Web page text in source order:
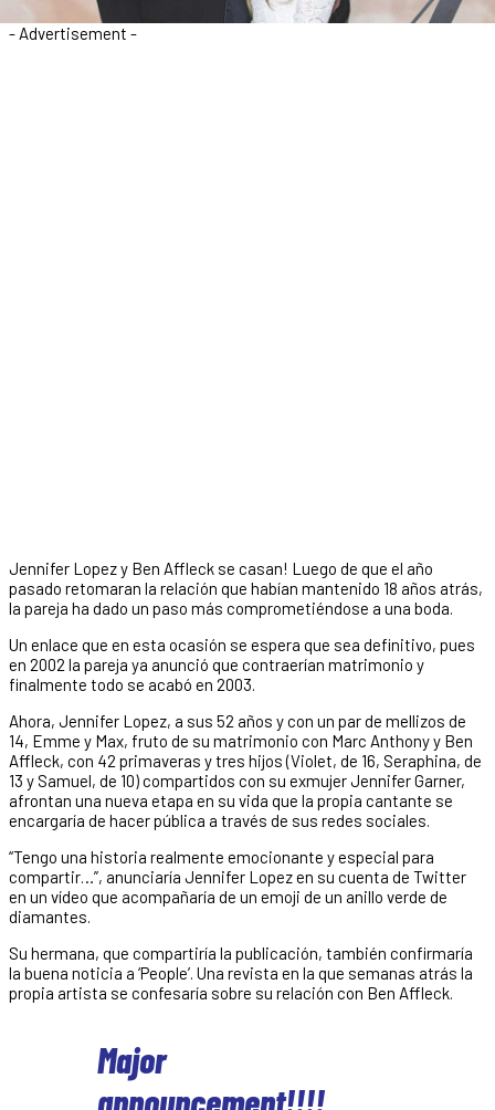
- Advertisement -
Jennifer Lopez y Ben Affleck se casan! Luego de que el año
pasado retomaran la relación que habían mantenido 18 años atrás,
la pareja ha dado un paso más comprometiéndose a una boda.
Un enlace que en esta ocasión se espera que sea definitivo, pues
en 2002 la pareja ya anunció que contraerían matrimonio y
finalmente todo se acabó en 2003.
Ahora, Jennifer Lopez, a sus 52 años y con un par de mellizos de
14, Emme y Max, fruto de su matrimonio con Marc Anthony y Ben
Affleck, con 42 primaveras y tres hijos (Violet, de 16, Seraphina, de
13 y Samuel, de 10) compartidos con su exmujer Jennifer Garner,
afrontan una nueva etapa en su vida que la propia cantante se
encargaría de hacer pública a través de sus redes sociales.
“Tengo una historia realmente emocionante y especial para
compartir…”, anunciaría Jennifer Lopez en su cuenta de Twitter
en un vídeo que acompañaría de un emoji de un anillo verde de
diamantes.
Su hermana, que compartiría la publicación, también confirmaría
la buena noticia a ‘People’. Una revista en la que semanas atrás la
propia artista se confesaría sobre su relación con Ben Affleck.
Major
announcement!!!!